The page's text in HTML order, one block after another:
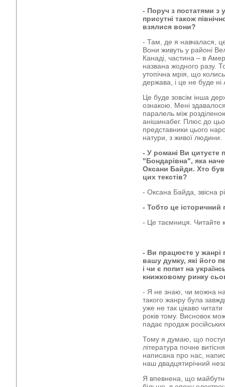
- Поруч з постатями з
присутні також
взялися вони?
- Там, де я навчалася,
Вони живуть у районі
Канаді, частина – в
названа жодного
утопічна мрія, що
держава, і це не буде
Це буде зовсім інша
ознакою. Мені
паралель між
анішинабег. Плюс до
представники цього
натури, з живої людини.
- У романі Ви цитуєте
"Бондарівна", яка
Оксани Байди. Хто був
цих текстів?
- Оксана Байда, звісна
- Тобто це історичний
- Це таємниця. Читайте
- Ви працюєте у жанрі
вашу думку, які його
і чи є попит на
книжковому ринку
- Я не знаю, чи можна
такого жанру була
уже не так цікаво
років тому. Висновок
падає продаж
Тому я думаю, що
література почне
написана про нас,
наш двадцятирічний
Я впевнена, що